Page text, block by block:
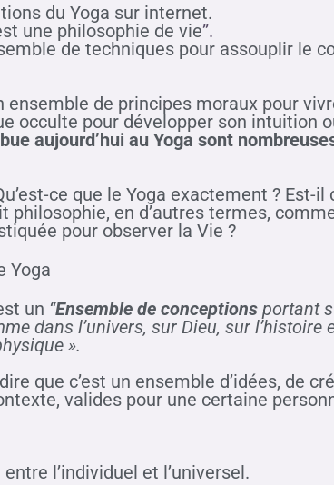
du Yoga sur internet.
une philosophie de vie”.
de techniques pour assouplir le
de principes moraux pour
occulte pour développer son intuition
aujourd’hui au Yoga sont
ce que le Yoga exactement ? Est-
philosophie, en d’autres termes,
pour observer la Vie ?
Yoga
un “Ensemble de conceptions portant
dans l’univers, sur Dieu, sur l’histoire
».
que c’est un ensemble d’idées, de
valides pour une certaine
l’individuel et l’universel.